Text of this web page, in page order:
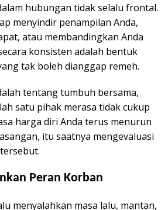
hubungan tidak selalu frontal.
menyindir penampilan Anda,
atau membandingkan Anda
konsisten adalah bentuk
tak boleh dianggap remeh.
tentang tumbuh bersama,
satu pihak merasa tidak cukup
harga diri Anda terus menurun
itu saatnya mengevaluasi
Peran Korban
menyalahkan masa lalu, mantan,